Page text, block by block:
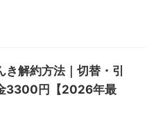
き解約方法｜切替・引
3300円【2026年最